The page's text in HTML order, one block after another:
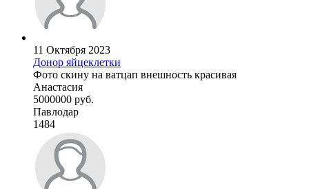
11 Октября 2023
Донор яйцеклетки
Фото скину на ватцап внешность красивая
Анастасия
5000000 руб.
Павлодар
1484